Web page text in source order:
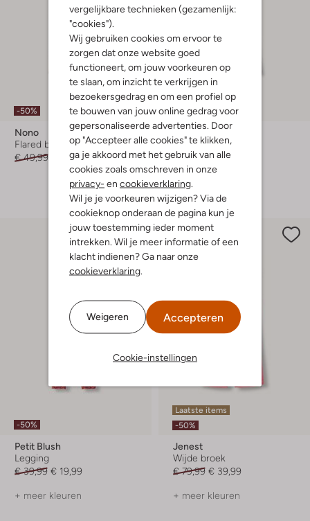
vergelijkbare technieken (gezamenlijk:
"cookies").
Wij gebruiken cookies om ervoor te
zorgen dat onze website goed
functioneert, om jouw voorkeuren op
te slaan, om inzicht te verkrijgen in
bezoekersgedrag en om een profiel op
te bouwen van jouw online gedrag voor
gepersonaliseerde advertenties. Door
op "Accepteer alle cookies" te klikken,
ga je akkoord met het gebruik van alle
cookies zoals omschreven in onze
privacy- en cookieverklaring
Wil je je voorkeuren wijzigen? Via de
cookieknop onderaan de pagina kun je
jouw toestemming ieder moment
intrekken. Wil je meer informatie of een
klacht indienen? Ga naar onze
cookieverklaring
Weigeren Accepteren
Cookie-instellingen
-50%
Nono
Flared broek
€ 49,99
€ 24,99
Laatste maten
-50%
Nono
Flared broek
€ 49,99 € 24,99
+ meer kleuren
-50%
Petit Blush
Legging
€ 39,99 € 19,99
+ meer kleuren
Laatste items
-50%
Jenest
Wijde broek
€ 79,99 € 39,99
+ meer kleuren